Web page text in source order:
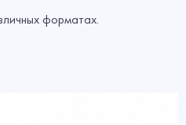
форматах.